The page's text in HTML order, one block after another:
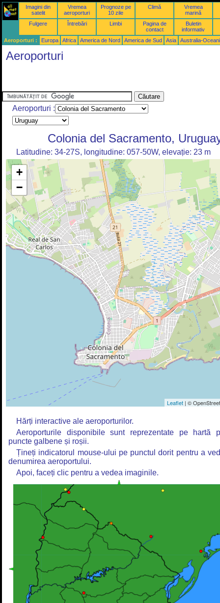
Imagini din
satelit
Vremea
aeroporturi
Prognoze pe
10 zile
Climă
Vremea
marină
Fulgere
Întrebări Limbi
Pagina de
contact
Buletin
informativ
Aeroporturi :
Europa Africa America de Nord America de Sud Asia Australia-
Aeroporturi
Aeroporturi :
Colonia del Sacramento,
Latitudine: 34-27S, longitudine: 057-50W, elevație: 23 m
+
−
Leaflet | ©
Hărți interactive ale aeroporturilor.
Aeroporturile disponibile sunt reprezentate pe hartă
puncte galbene și roșii.
Țineți indicatorul mouse-ului pe punctul dorit pentru a
denumirea aeroportului.
Apoi, faceți clic pentru a vedea imaginile.